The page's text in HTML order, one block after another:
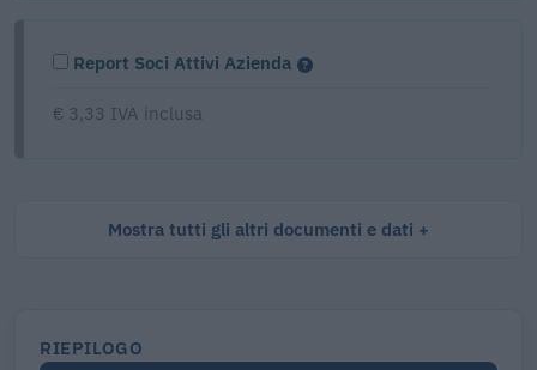
Report Soci Attivi Azienda
€ 3,33 IVA inclusa
Mostra tutti gli altri documenti e dati
RIEPILOGO